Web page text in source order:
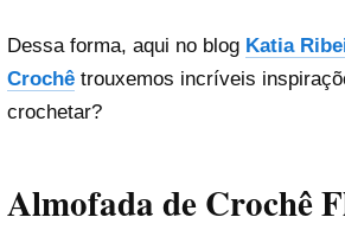
Dessa forma, aqui no blog Katia
Crochê trouxemos incríveis
crochetar?
Almofada de Crochê